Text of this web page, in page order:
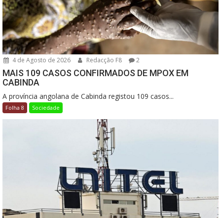
4 de Agosto de 2026 Redacção F8 2
MAIS 109 CASOS CONFIRMADOS DE MPOX EM
CABINDA
A província angolana de Cabinda registou 109 casos...
Folha 8 Sociedade